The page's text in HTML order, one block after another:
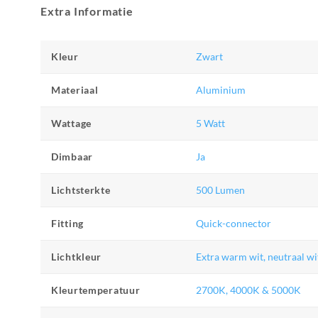
Extra Informatie
Kleur Zwart
Materiaal Aluminium
Wattage 5 Watt
Dimbaar Ja
Lichtsterkte 500 Lumen
Fitting Quick-connector
Lichtkleur Extra warm wit, neutraal
Kleurtemperatuur 2700K, 4000K & 5000K